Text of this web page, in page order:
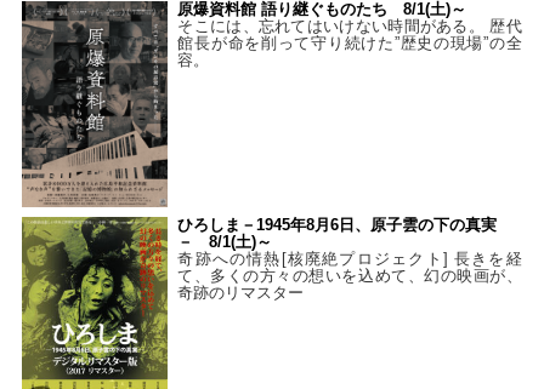
原爆資料館 語り継ぐものたち 8/1(土)～
そこには、忘れてはいけない時間がある。 歴代
館長が命を削って守り続けた”歴史の現場”の全
容。
ひろしま－1945年8月6日、原子雲の下の真実
－ 8/1(土)～
奇跡への情熱[核廃絶プロジェクト] 長きを経
て、多くの方々の想いを込めて、幻の映画が、
奇跡のリマスター